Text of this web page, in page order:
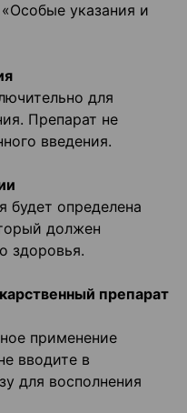
указания и
для
Препарат не
введения.
будет определена
должен
здоровья.
препарат
применение
вводите в
для восполнения